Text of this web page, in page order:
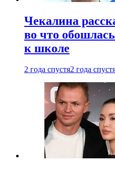
Чекалина
во что
к школе
2 года спустя2 года